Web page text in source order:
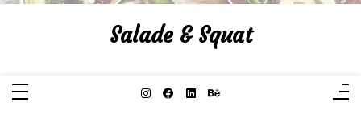
Aller
Salade & Squat